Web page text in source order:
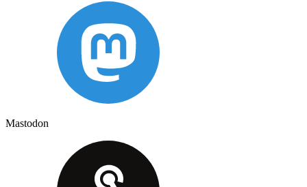
Mastodon